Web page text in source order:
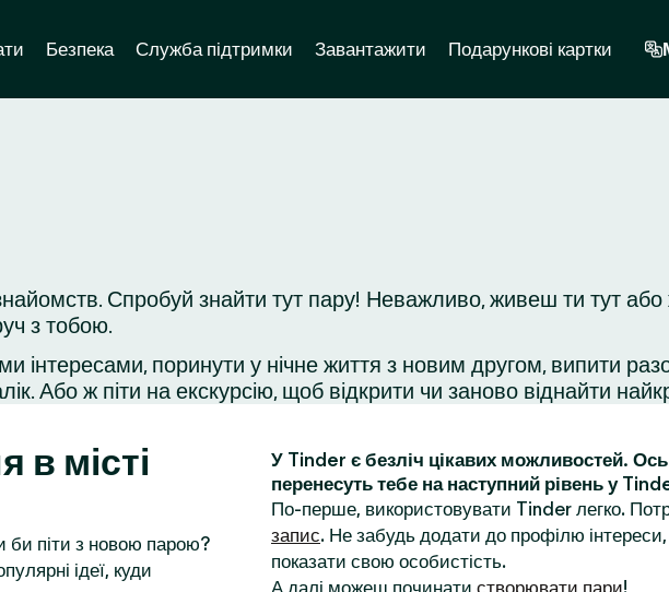
Безпека Служба підтримки Завантажити Подарункові картки
Спробуй знайти тут пару! Неважливо, живеш ти тут або
з тобою.
інтересами, поринути у нічне життя з новим другом, випити
Або ж піти на екскурсію, щоб відкрити чи заново віднайти
в місті
би піти з новою парою?
ідеї, куди
У Tinder є безліч цікавих можливостей.
перенесуть тебе на наступний рівень у
По-перше, використовувати Tinder легко.
запис. Не забудь додати до профілю
показати свою особистість.
А далі можеш починати створювати пари!